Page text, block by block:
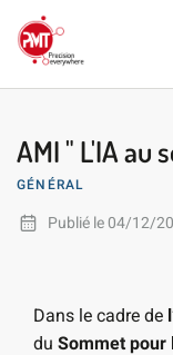
AMI " L'IA au
GÉNÉRAL
Publié le 04/12/
Dans le cadre de
du Sommet pour